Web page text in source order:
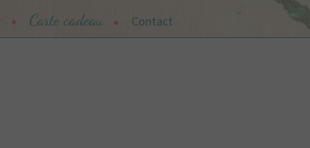
Carte cadeau Contact